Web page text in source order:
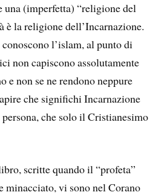
una (imperfetta) “religione del
è la religione dell’Incarnazione.
l’islam, al punto di
non capiscono assolutamente
e non se ne rendono neppure
che significhi Incarnazione
che solo il Cristianesimo
scritte quando il “profeta”
minacciato, vi sono nel Corano